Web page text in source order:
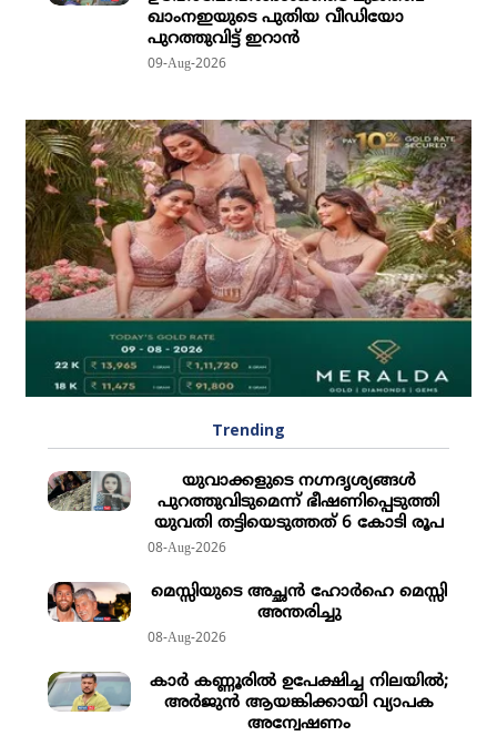
ഖാംനഇയുടെ പുതിയ വീഡിയോ
പുറത്തുവിട്ട് ഇറാന്‍
09-Aug-2026
Trending
യുവാക്കളുടെ നഗ്നദൃശ്യങ്ങള്‍
പുറത്തുവിടുമെന്ന് ഭീഷണിപ്പെടുത്തി
യുവതി തട്ടിയെടുത്തത് 6 കോടി രൂപ
08-Aug-2026
മെസ്സിയുടെ അച്ഛന്‍ ഹോര്‍ഹെ മെസ്സി
അന്തരിച്ചു
08-Aug-2026
കാര്‍ കണ്ണൂരില്‍ ഉപേക്ഷിച്ച നിലയില്‍;
അര്‍ജുന്‍ ആയങ്കിക്കായി വ്യാപക
അന്വേഷണം